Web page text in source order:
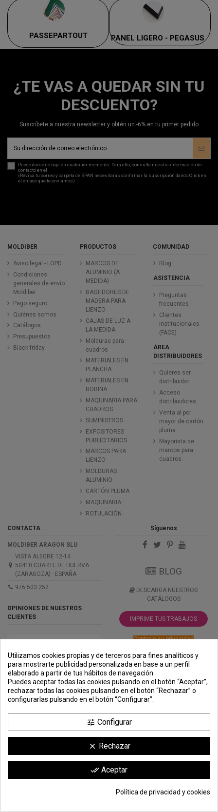
PASSEPARTOUT PANEL LIGERO - PEGASUS
¿TE VAS A QUEDAR SIN TU
DESCUENTO?
Suscríbete a nuestra newsletter y obtén un -6% en tu primer pedido
Puede darse de baja en cualquier momento. Para ello, consulte nuestra información de
contacto en el
.
(Revisa tu correo y carpeta de SPAN necesitaras confirmar la suscripción dando Click en
el enlace que te enviamos)
MOLDIBER
Aviso legal - LOPD
Condiciones
generales de envío
Moldiber
Pago seguro
Quiénes somos
Catálogos
Presupuestos
Black friday
PRODUCTOS
MARCOS DE
ALUMINIO (A
MEDIDA)
BASTIDORES DE
MADERA PARA
LIENZO
CAJAS DE LUZ A
LA MEDIDA
Molduras para
cuadros
MATERIALES EN
PLANCHA
MATERIALES EN
BOBINA
MAQUINARIA PARA
CUADROS
SUMINISTROS
EXPOSITORES
PUBLICITARIOS
MARCOS PARA
LIENZO
MOLDURAS
ALUMINIO
CARTÓN PLUMA
MAQUINARIA
ROTULACIÓN
COMUNIDAD
Blog
ASISTENCIA
Preguntas
frecuentes
Clientes
institucionales
(FACE)
ÁREA
DISTRIBUIDORES
Quieres ser
distribuidor
Acceso
distribuidores
Venta al por
mayor de cartón
pluma
Mayorista de
marcos para
cuadros
CONTACTA
MOLDIBER ARAGON SLU
VISTA ALEGRE 12-14
50410 CUARTE DE HUERVA
(ZARAGOZA) · ESPAÑA
976 503 252
OPINIONES DE NUESTROS
CLIENTES
Síguenos
BLOG
DESCARGA NUESTROS
CATÁLOGOS
IMPRIME TUS TRABAJOS
Controle su privacidad
PREMIOS
METODOS
DE PAGO
ENVÍO
COMERCIO
SEGURO
clic aquí para mostrar el certificado.
Utilizamos cookies propias y de terceros para fines analíticos y
para mostrarte publicidad personalizada en base a un perfil
elaborado a partir de tus hábitos de navegación.
Puedes aceptar todas las cookies pulsando en el botón “Aceptar”,
rechazar todas las cookies pulsando en el botón “Rechazar” o
configurarlas pulsando en el botón “Configurar”.
tune Configurar
clear Rechazar
done_all Aceptar
Política de privacidad y cookies